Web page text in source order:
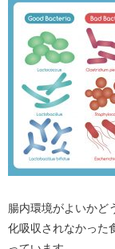
腸内環境がよいかど
化吸収されなかった